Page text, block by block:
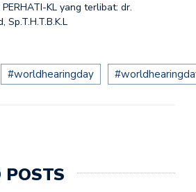
KL yang terlibat: dr.
Sp.T.H.T.B.K.L
#worldhearingday
POSTS